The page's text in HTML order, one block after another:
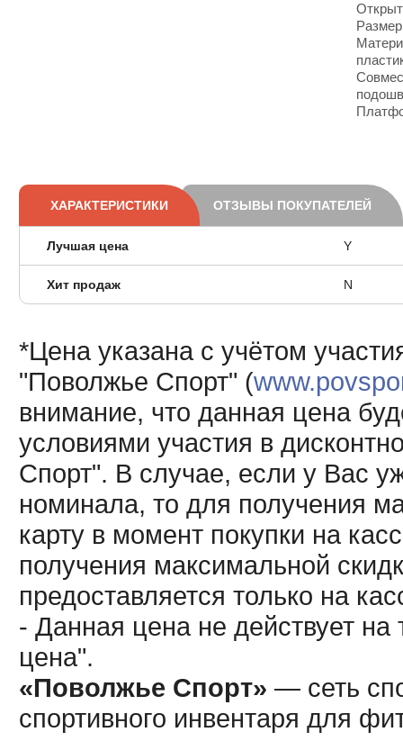
ХАРАКТЕРИСТИКИ ОТЗЫВЫ ПОКУПАТЕЛЕЙ
Лучшая цена Y
Хит продаж N
*Цена указана с учётом
"Поволжье Спорт" (
внимание, что данная цена
условиями участия в
Спорт". В случае, если у Вас
номинала, то для получения
карту в момент покупки на
получения максимальной
предоставляется только на
- Данная цена не действует
цена".
«Поволжье Спорт» — сеть
спортивного инвентаря для